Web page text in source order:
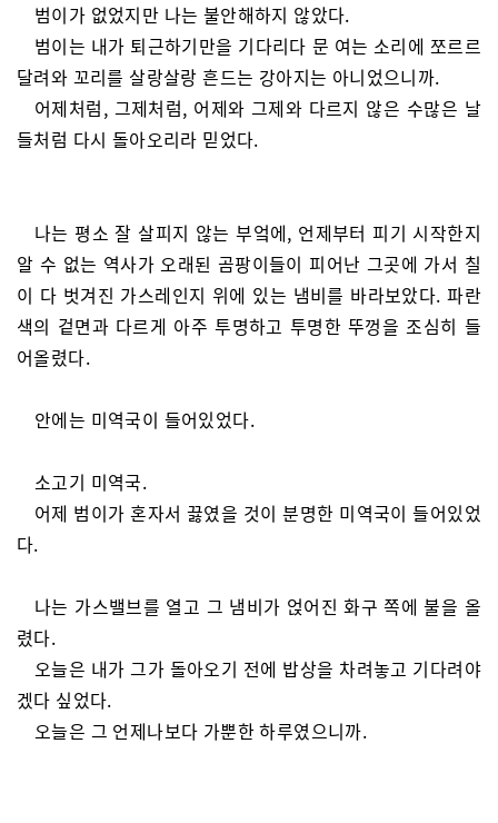
범이가 없었지만 나는 불안해하지 않았다.
범이는 내가 퇴근하기만을 기다리다 문 여는 소리에 쪼르르
달려와 꼬리를 살랑살랑 흔드는 강아지는 아니었으니까.
어제처럼, 그제처럼, 어제와 그제와 다르지 않은 수많은 날
들처럼 다시 돌아오리라 믿었다.
나는 평소 잘 살피지 않는 부엌에, 언제부터 피기 시작한지
알 수 없는 역사가 오래된 곰팡이들이 피어난 그곳에 가서 칠
이 다 벗겨진 가스레인지 위에 있는 냄비를 바라보았다. 파란
색의 겉면과 다르게 아주 투명하고 투명한 뚜껑을 조심히 들
어올렸다.
안에는 미역국이 들어있었다.
소고기 미역국.
어제 범이가 혼자서 끓였을 것이 분명한 미역국이 들어있었
다.
나는 가스밸브를 열고 그 냄비가 얹어진 화구 쪽에 불을 올
렸다.
오늘은 내가 그가 돌아오기 전에 밥상을 차려놓고 기다려야
겠다 싶었다.
오늘은 그 언제나보다 가뿐한 하루였으니까.